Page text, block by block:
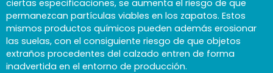
ciertas especificaciones, se aumenta el riesgo de que
permanezcan partículas viables en los zapatos. Estos
mismos productos químicos pueden además erosionar
las suelas, con el consiguiente riesgo de que objetos
extraños procedentes del calzado entren de forma
inadvertida en el entorno de producción.